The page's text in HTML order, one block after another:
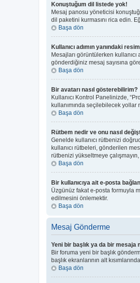
Konuştuğum dil listede yok!
Mesaj panosu yöneticisi
dil paketini kurmasını rica edin.
Başa dön
Kullanıcı adımın yanındaki
Mesajları görüntülerken
gönderdiğiniz mesaj sayısına
Başa dön
Bir avatarı nasıl gösterebilirim?
Kullanıcı Kontrol Panelinizde,
kullanımında seçilebilecek yollar
Başa dön
Rütbem nedir ve onu nasıl
Genelde kullanıcı rütbenizi
kullanıcı rütbeleri, gönderilen
rütbenizi yükseltmeye
Başa dön
Bir kullanıcıya ait e-posta
Üzgünüz fakat e-posta formuyla
edilmesini önlemektir.
Başa dön
Mesaj Gönderme
Yeni bir başlık ya da bir mesaja
Bir foruma yeni bir başlık
başlık ekranlarının alt
Başa dön